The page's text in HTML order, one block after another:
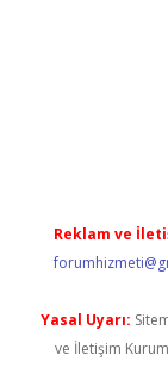
Reklam ve
Yasal Uyarı:
ve İletişim